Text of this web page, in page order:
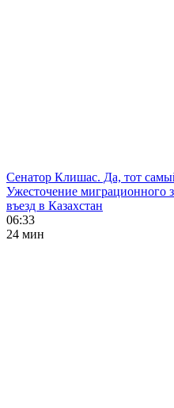
Сенатор Клишас. Да, тот
Ужесточение миграционного
въезд в Казахстан
06:33
24 мин